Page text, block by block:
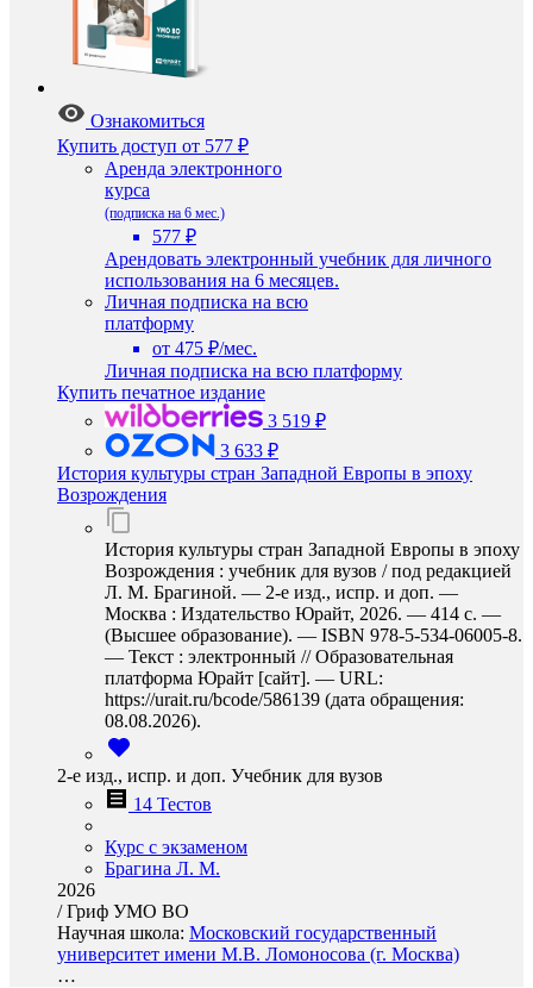
Ознакомиться
Купить доступ от 577 ₽
Аренда электронного
курса
(подписка на 6 мес.)
577 ₽
Арендовать электронный учебник для личного
использования на 6 месяцев.
Личная подписка на всю
платформу
от 475 ₽/мес.
Личная подписка на всю платформу
Купить печатное издание
3 519 ₽
3 633 ₽
История культуры стран Западной Европы в эпоху
Возрождения
История культуры стран Западной Европы в эпоху
Возрождения : учебник для вузов / под редакцией
Л. М. Брагиной. — 2-е изд., испр. и доп. —
Москва : Издательство Юрайт, 2026. — 414 с. —
(Высшее образование). — ISBN 978-5-534-06005-8.
— Текст : электронный // Образовательная
платформа Юрайт [сайт]. — URL:
https://urait.ru/bcode/586139 (дата обращения:
08.08.2026).
2-е изд., испр. и доп. Учебник для вузов
14 Тестов
Курс с экзаменом
Брагина Л. М.
2026
/Гриф УМО ВО
Научная школа: Московский государственный
университет имени М.В. Ломоносова (г. Москва)
…